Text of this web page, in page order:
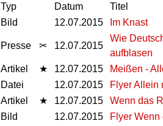
Typ Datum
Titel
Bild 12.07.2015 Im Knast
Presse ✂ 12.07.2015
Wie
aufblasen
Artikel ★ 12.07.2015
Meißen -
Datei 12.07.2015
Flyer Allein
Artikel ★ 12.07.2015
Wenn das
Bild 12.07.2015
Flyer